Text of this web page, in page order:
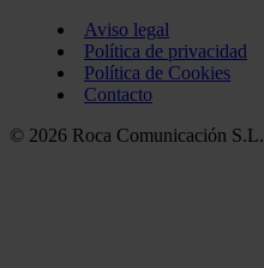
Aviso legal
Política de privacidad
Política de Cookies
Contacto
© 2026 Roca Comunicación S.L.